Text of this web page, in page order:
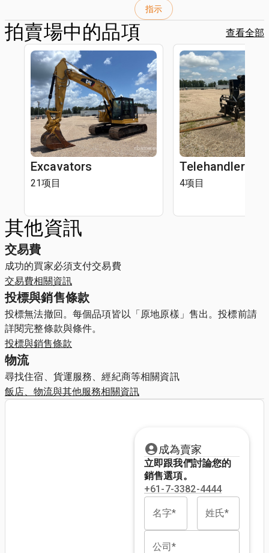
指示
拍賣場中的品項 查看全部
Excavators
21项目
Telehandlers
4项目
其他資訊
交易費
成功的買家必須支付交易費
交易費相關資訊
投標與銷售條款
投標無法撤回。每個品項皆以「原地原樣」售出。投標前請
詳閱完整條款與條件。
投標與銷售條款
物流
尋找住宿、貨運服務、經紀商等相關資訊
飯店、物流與其他服務相關資訊
成為賣家
立即跟我們討論您的
銷售選項。
+61-7-3382-4444
名字* 姓氏*
公司*